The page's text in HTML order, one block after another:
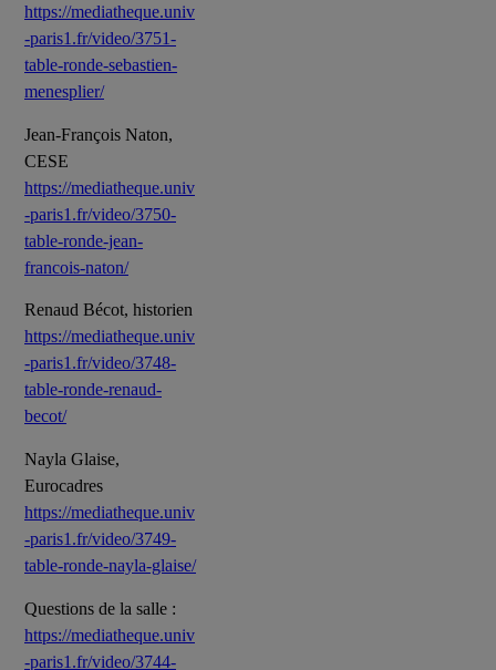
https://mediatheque.univ
-paris1.fr/video/3751-
table-ronde-sebastien-
menesplier/
Jean-François Naton,
CESE
https://mediatheque.univ
-paris1.fr/video/3750-
table-ronde-jean-
francois-naton/
Renaud Bécot, historien
https://mediatheque.univ
-paris1.fr/video/3748-
table-ronde-renaud-
becot/
Nayla Glaise,
Eurocadres
https://mediatheque.univ
-paris1.fr/video/3749-
table-ronde-nayla-glaise/
Questions de la salle :
https://mediatheque.univ
-paris1.fr/video/3744-